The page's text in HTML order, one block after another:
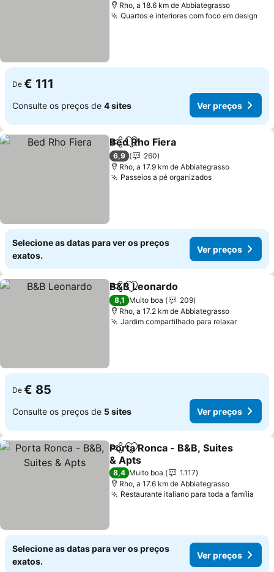
Rho, a 18.6 km de Abbiategrasso
Quartos e interiores com foco em design
De € 111
Consulte os preços de 4 sites Ver preços
PartilharAdicionar aos favoritos
Bed Rho Fiera
6,9
260
Rho, a 17.9 km de Abbiategrasso
Passeios a pé organizadosVer preços
Selecione as datas para ver os preços
exatos.
Ver preços
PartilharAdicionar aos favoritos
B&B Leonardo
8,1 Muito boa
209
Rho, a 17.2 km de Abbiategrasso
Jardim compartilhado para relaxarVer
De € 85
Consulte os preços de 5 sites Ver preços
PartilharAdicionar aos favoritos
Porta Ronca - B&B, Suites
& Apts
Ver preços
8,4 Muito boa
1.117
Rho, a 17.6 km de Abbiategrasso
Restaurante italiano para toda a família
Selecione as datas para ver os preços
exatos.
Ver preços